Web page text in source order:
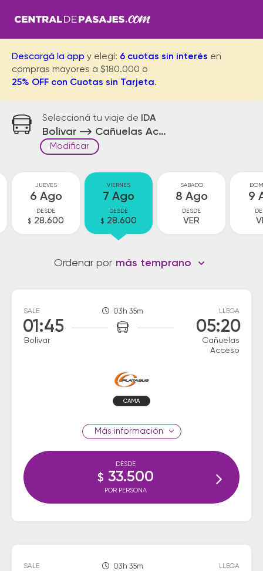
Descargá la app y elegí: 6 cuotas sin interés en
compras mayores a $180.000 o
25% OFF con Cuotas sin Tarjeta.
Seleccioná tu viaje de IDA
Bolivar Cañuelas Acceso
Modificar
JUEVES
6 Ago
DESDE
$ 28.600
VIERNES
7 Ago
DESDE
$ 28.600
SABADO
8 Ago
DESDE
VER
9
Ordenar por más temprano
SALE
01:45
Bolivar
03h 35m LLEGA
05:20
Cañuelas
Acceso
CAMA
información
DESDE
$ 33.500
POR PERSONA
SALE 03h 35m LLEGA